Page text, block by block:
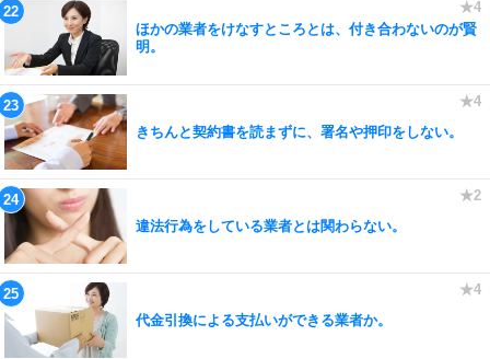
ほかの業者をけなすところとは、付き合わないのが賢
明。
きちんと契約書を読まずに、署名や押印をしない。
違法行為をしている業者とは関わらない。
代金引換による支払いができる業者か。